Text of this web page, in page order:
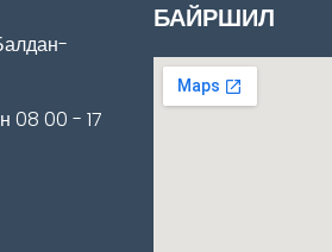
08 00 - 17
БАЙРШИЛ